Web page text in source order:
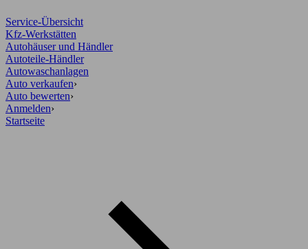
Service-Übersicht
Kfz-Werkstätten
Autohäuser und Händler
Autoteile-Händler
Autowaschanlagen
Auto verkaufen›
Auto bewerten›
Anmelden›
Startseite